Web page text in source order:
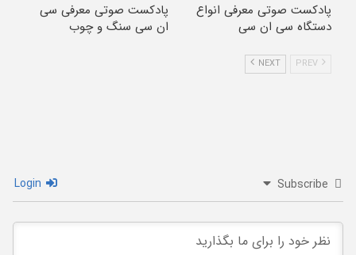
پادکست صوتی معرفی انواع
دستگاه سی ان سی
پادکست صوتی معرفی سی
ان سی سنگ و چوب
NEXT
Subscribe